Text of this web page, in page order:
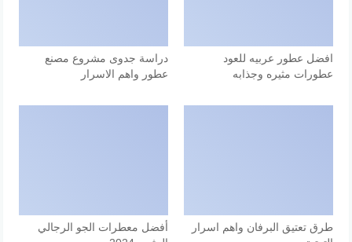
افضل عطور عربيه للعود
عطورات مثيره وجذابه
دراسة جدوى مشروع مصنع
عطور واهم الاسرار
طرق تعتيق البرفان واهم اسرار
أفضل معطرات الجو الرجالي